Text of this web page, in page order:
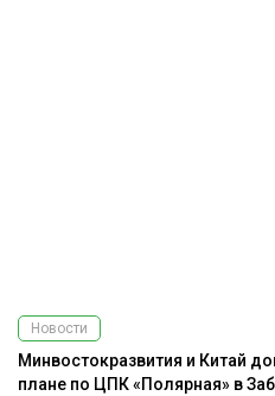
Новости
Минвостокразвития и Китай
плане по ЦПК «Полярная» в